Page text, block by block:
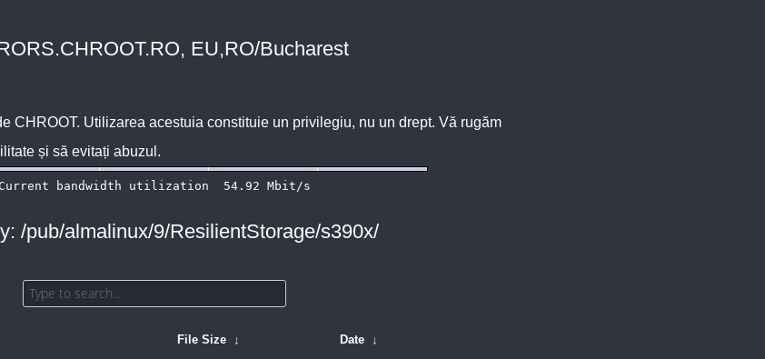
EU,RO/Bucharest
CHROOT. Utilizarea acestuia constituie un privilegiu, nu un drept. Vă rugăm
și să evitați abuzul.
/pub/almalinux/9/ResilientStorage/s390x/
File Size ↓ Date ↓